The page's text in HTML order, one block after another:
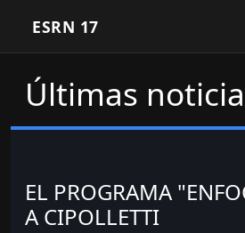
ESRN 17
Últimas
EL PROGRAMA
A CIPOLLETTI